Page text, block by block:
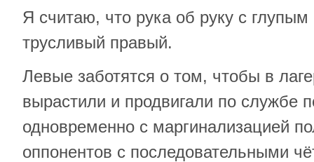
Я считаю, что рука об руку с
трусливый правый.
Левые заботятся о том, чтобы в
вырастили и продвигали по службе
одновременно с маргинализацией
оппонентов с последовательными